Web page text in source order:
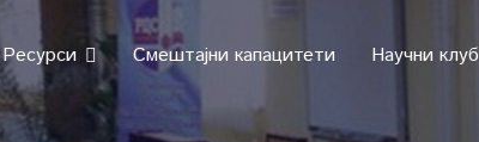
Ресурси Смештајни капацитети Научни клуб